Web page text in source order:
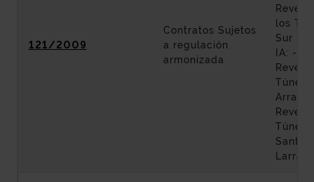
121/2009
Contratos Sujetos
a regulación
armonizada
los
Sur
IA: -
Arraiz
Santa